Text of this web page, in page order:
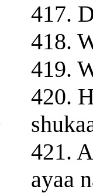
417.
418.
419.
420.
421.
ayaa